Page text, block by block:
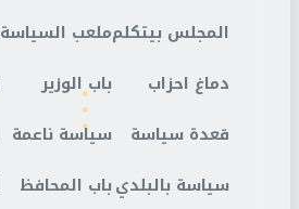
المجلس بيتكلم
دماغ احزاب
قعدة سياسة
سياسة بالبلدي
ملعب السياسة
باب الوزير
سياسة ناعمة
باب المحافظ